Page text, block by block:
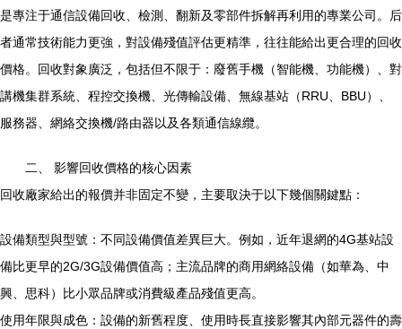
是專注于通信設備回收、檢測、翻新及零部件拆解再利用的專業公司。后
者通常技術能力更強，對設備殘值評估更精準，往往能給出更合理的回收
價格。回收對象廣泛，包括但不限于：廢舊手機（智能機、功能機）、對
講機集群系統、程控交換機、光傳輸設備、無線基站（RRU、BBU）、
服務器、網絡交換機/路由器以及各類通信線纜。
二、 影響回收價格的核心因素
回收廠家給出的報價并非固定不變，主要取決于以下幾個關鍵點：
設備類型與型號：不同設備價值差異巨大。例如，近年退網的4G基站設
備比更早的2G/3G設備價值高；主流品牌的商用網絡設備（如華為、中
興、思科）比小眾品牌或消費級產品殘值更高。
使用年限與成色：設備的新舊程度、使用時長直接影響其內部元器件的壽